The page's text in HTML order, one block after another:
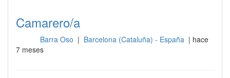
Camarero/a
Barra Oso | Barcelona (Cataluña) - España | hace
7 meses